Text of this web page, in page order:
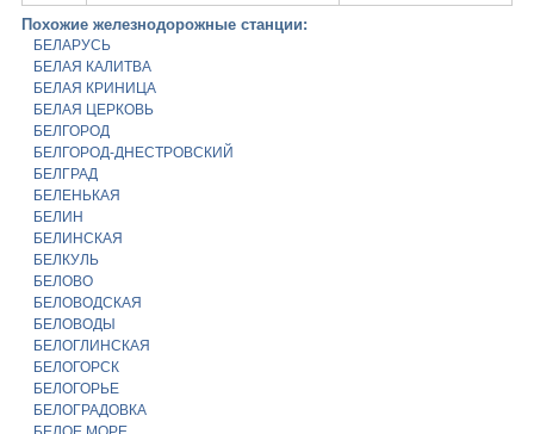
Похожие железнодорожные станции:
БЕЛАРУСЬ
БЕЛАЯ КАЛИТВА
БЕЛАЯ КРИНИЦА
БЕЛАЯ ЦЕРКОВЬ
БЕЛГОРОД
БЕЛГОРОД-ДНЕСТРОВСКИЙ
БЕЛГРАД
БЕЛЕНЬКАЯ
БЕЛИН
БЕЛИНСКАЯ
БЕЛКУЛЬ
БЕЛОВО
БЕЛОВОДСКАЯ
БЕЛОВОДЫ
БЕЛОГЛИНСКАЯ
БЕЛОГОРСК
БЕЛОГОРЬЕ
БЕЛОГРАДОВКА